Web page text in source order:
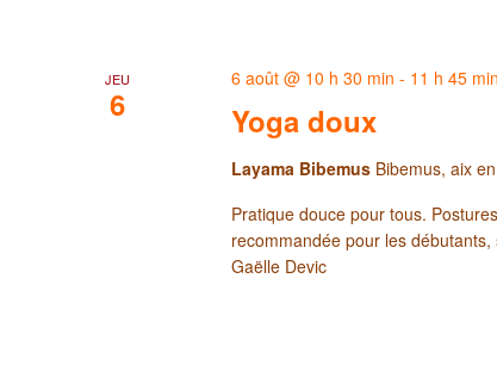
JEU
6 Yoga doux
6 août @ 10 h 30 min - 11 h 45 min
Layama Bibemus Bibemus, aix
Pratique douce pour tous.
recommandée pour les
Gaëlle Devic